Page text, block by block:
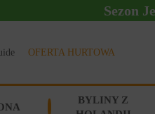
Sezon
OFERTA HURTOWA
BYLINY Z